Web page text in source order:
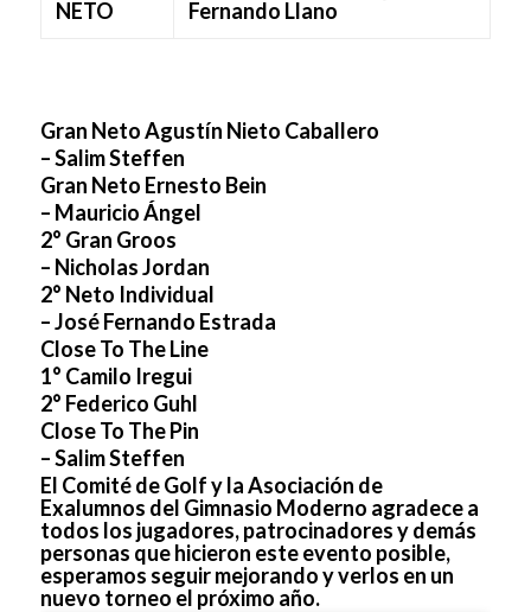
NETO
Fernando Llano
Gran Neto Agustín Nieto Caballero
– Salim Steffen
Gran Neto Ernesto Bein
– Mauricio Ángel
2° Gran Groos
– Nicholas Jordan
2° Neto Individual
– José Fernando Estrada
Close To The Line
1° Camilo Iregui
2° Federico Guhl
Close To The Pin
– Salim Steffen
El Comité de Golf y la Asociación de
Exalumnos del Gimnasio Moderno agradece a
todos los jugadores, patrocinadores y demás
personas que hicieron este evento posible,
esperamos seguir mejorando y verlos en un
nuevo torneo el próximo año.